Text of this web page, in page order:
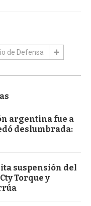
de Defensa
argentina fue a
deslumbrada:
suspensión del
Torque y